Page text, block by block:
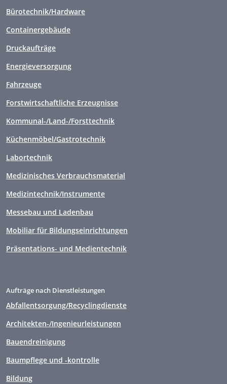
Bürotechnik/Hardware
Containergebäude
Druckaufträge
Energieversorgung
Fahrzeuge
Forstwirtschaftliche Erzeugnisse
Kommunal-/Land-/Forsttechnik
Küchenmöbel/Gastrotechnik
Labortechnik
Medizinisches Verbrauchsmaterial
Medizintechnik/Instrumente
Messebau und Ladenbau
Mobiliar für Bildungseinrichtungen
Präsentations- und Medientechnik
Aufträge nach Dienstleistungen
Abfallentsorgung/Recyclingdienste
Architekten-/Ingenieurleistungen
Bauendreinigung
Baumpflege und -kontrolle
Bildung